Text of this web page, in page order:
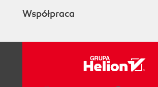
Współpraca